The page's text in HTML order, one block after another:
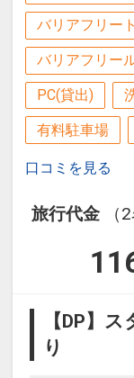
バリアフリー
バリアフリー
PC(貸出)
有料駐車場
口コミを見る
旅行代金
【DP】
り